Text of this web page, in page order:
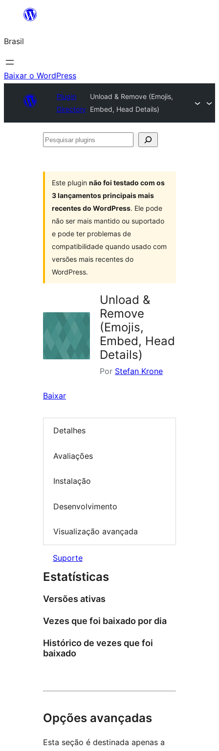
o
conteúdo
Brasil
Baixar o WordPress
Plugin
Directory
Unload & Remove (Emojis,
Embed, Head Details)
Pesquisar
Este plugin não foi testado com os
3 lançamentos principais mais
recentes do WordPress. Ele pode
não ser mais mantido ou suportado
e pode ter problemas de
compatibilidade quando usado com
versões mais recentes do
WordPress.
Unload &
Remove
(Emojis,
Embed, Head
Details)
Por Stefan Krone
Baixar
Detalhes
Avaliações
Instalação
Desenvolvimento
Visualização avançada
Suporte
Estatísticas
Versões ativas
Vezes que foi baixado por dia
Histórico de vezes que foi
baixado
Opções avançadas
Esta seção é destinada apenas a